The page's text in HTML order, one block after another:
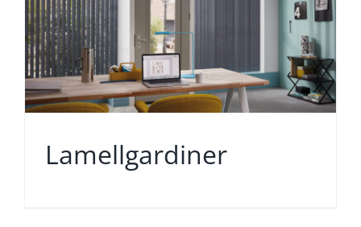
Lamellgardiner